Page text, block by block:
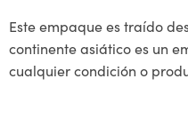
Este empaque es traído
continente asiático es un
cualquier condición o